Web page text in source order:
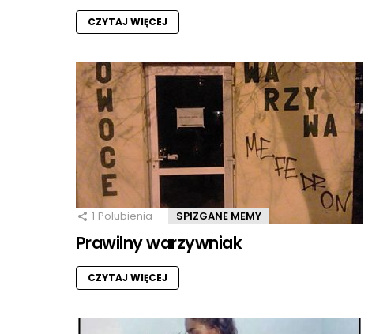
CZYTAJ WIĘCEJ
1 Polubienia SPIZGANE MEMY
Prawilny warzywniak
CZYTAJ WIĘCEJ